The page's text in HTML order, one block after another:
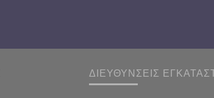
ΔΙΕΥΘΥΝΣΕΙΣ